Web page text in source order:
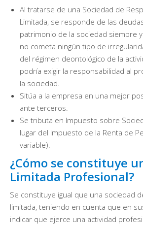
Al tratarse de una Sociedad de
Limitada, se responde de las
patrimonio de la sociedad siempre
no cometa ningún tipo de
del régimen deontológico de la
podría exigir la responsabilidad al
la sociedad.
Sitúa a la empresa en una mejor
ante terceros.
Se tributa en Impuesto sobre
lugar del Impuesto de la Renta de
variable).
¿Cómo se constituye
Limitada Profesional?
Se constituye igual que una sociedad
limitada, teniendo en cuenta que en
indicar que ejerce una actividad